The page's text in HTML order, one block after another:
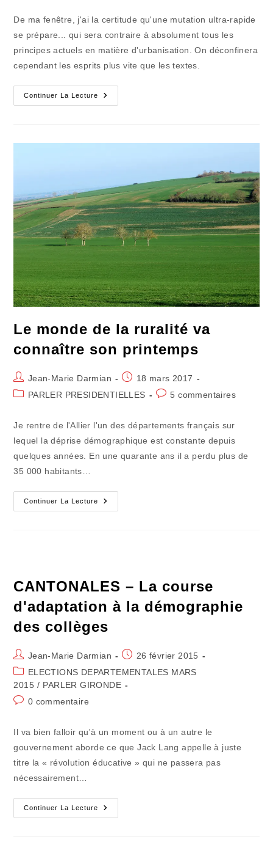
publication :
De ma fenêtre, j'ai la certitude qu'une mutation ultra-rapide
se prépare... qui sera contraire à absolument tous les
principes actuels en matière d'urbanisation. On déconfinera
cependant les esprits plus vite que les textes.
Continuer La Lecture
Déconfinavirus
(2)
Le monde de la ruralité va
connaître son printemps
Auteur/autrice
de
Jean-Marie Darmian
Publication
publiée :
18 mars 2017
PostPARLER PRESIDENTIELLES
Commentaires
publication :
5 commentaires
Je rentre de l'Allier l'un des départements français sur
lequel la déprise démographique est constante depuis
quelques années. En une quarante ans il a perdu plus de
35 000 habitants…
Continuer La Lecture
Le
Monde
CANTONALES – La course
d'adaptation à la démographie
des collèges
Auteur/autrice
de
la
publication :
Jean-Marie Darmian
Publication
publiée :
26 février 2015
Post
category:
ELECTIONS DEPARTEMENTALES MARS
2015 / PARLER GIRONDE
Commentaires
0 commentaire
Il va bien falloir qu'à un moment ou à un autre le
gouvernement aborde ce que Jack Lang appelle à juste
titre la « révolution éducative » qui ne passera pas
nécessairement…
Continuer La Lecture
CANTONALES
–